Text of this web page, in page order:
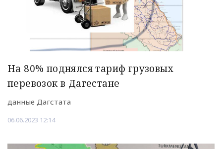
На 80% поднялся тариф грузовых
перевозок в Дагестане
данные Дагстата
06.06.2023 12:14